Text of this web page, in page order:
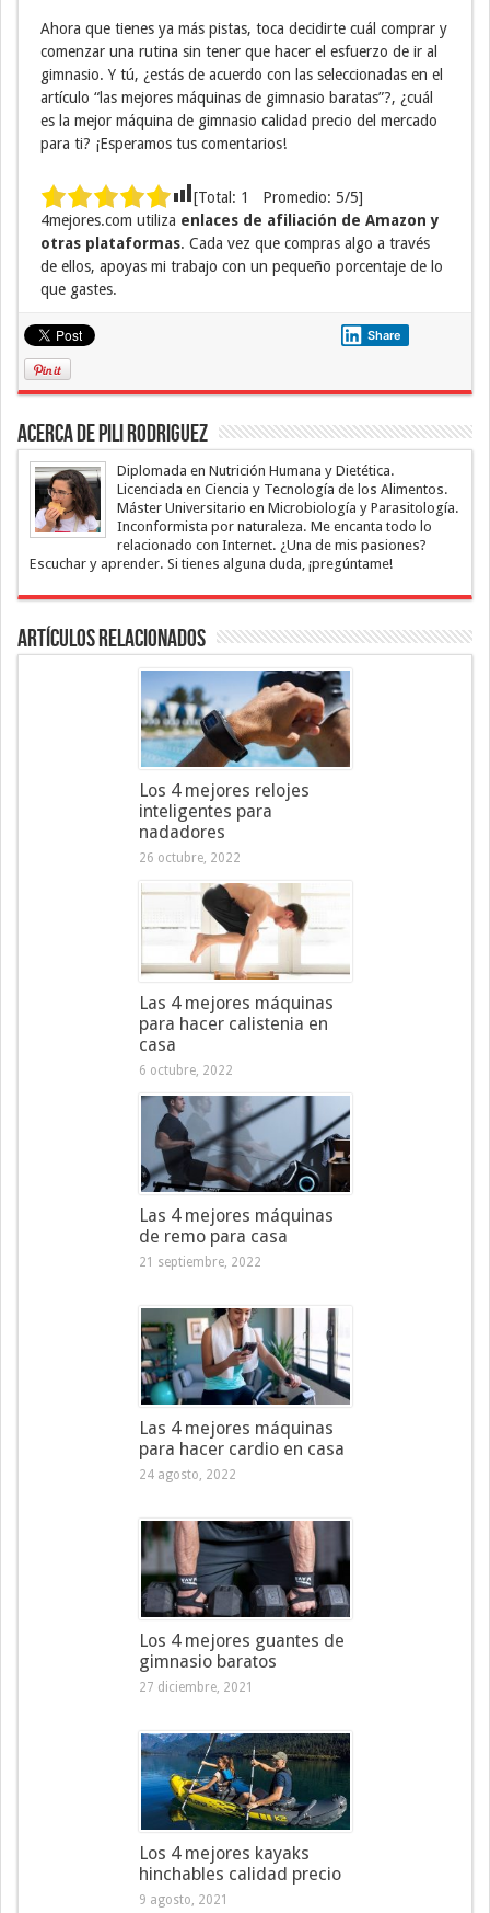
Ahora que tienes ya más pistas, toca decidirte cuál comprar y
comenzar una rutina sin tener que hacer el esfuerzo de ir al
gimnasio. Y tú, ¿estás de acuerdo con las seleccionadas en el
artículo “las mejores máquinas de gimnasio baratas”?, ¿cuál
es la mejor máquina de gimnasio calidad precio del mercado
para ti? ¡Esperamos tus comentarios!
[Total: 1 Promedio: 5/5]
4mejores.com utiliza enlaces de afiliación de Amazon y
otras plataformas. Cada vez que compras algo a través
de ellos, apoyas mi trabajo con un pequeño porcentaje de lo
que gastes.
Share
Acerca de Pili Rodriguez
Diplomada en Nutrición Humana y Dietética.
Licenciada en Ciencia y Tecnología de los Alimentos.
Máster Universitario en Microbiología y Parasitología.
Inconformista por naturaleza. Me encanta todo lo
relacionado con Internet. ¿Una de mis pasiones?
Escuchar y aprender. Si tienes alguna duda, ¡pregúntame!
Artículos Relacionados
Los 4 mejores relojes
inteligentes para
nadadores
26 octubre, 2022
Las 4 mejores máquinas
para hacer calistenia en
casa
6 octubre, 2022
Las 4 mejores máquinas
de remo para casa
21 septiembre, 2022
Las 4 mejores máquinas
para hacer cardio en casa
24 agosto, 2022
Los 4 mejores guantes de
gimnasio baratos
27 diciembre, 2021
Los 4 mejores kayaks
hinchables calidad precio
9 agosto, 2021